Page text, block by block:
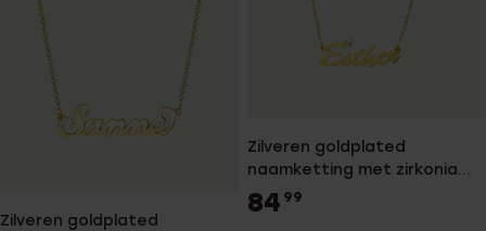
Zilveren goldplated
Zilveren goldplated
naamketting met zirkonia
voor dames
84 99